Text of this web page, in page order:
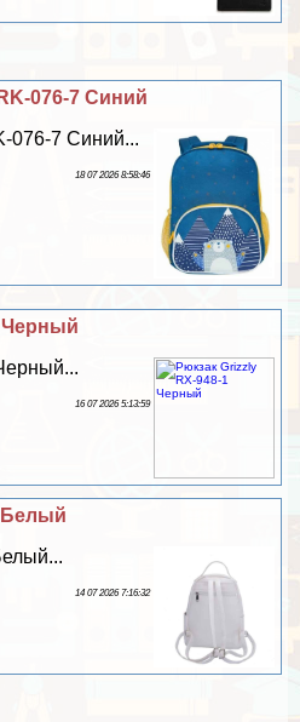
076-7 Синий
076-7 Синий...
18 07 2026 8:58:46
Черный
16 07 2026 5:13:59
Белый
14 07 2026 7:16:32